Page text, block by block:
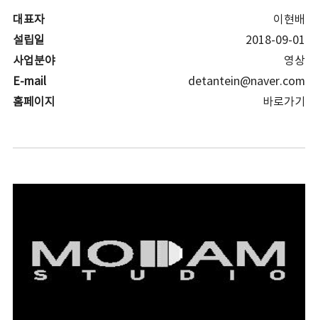
대표자
이현배
설립일
2018-09-01
사업분야
영상
E-mail
detantein@naver.com
홈페이지
바로가기